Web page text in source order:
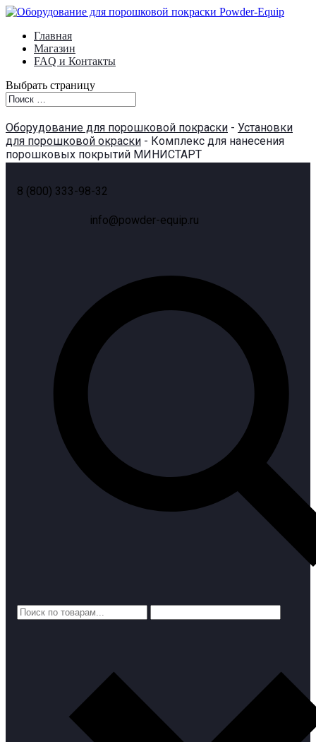
Главная
Магазин
FAQ и Контакты
Выбрать страницу
Оборудование для порошковой покраски - Установки
для порошковой окраски - Комплекс для нанесения
порошковых покрытий МИНИСТАРТ
8 (800) 333-98-32
info@powder-equip.ru